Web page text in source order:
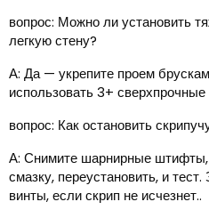
вопрос: Можно ли установить
легкую стену?
А: Да — укрепите проем
использовать 3+ сверхпрочные
вопрос: Как остановить
А: Снимите шарнирные штифты,
смазку, переустановить, и
винты, если скрип не исчезнет..